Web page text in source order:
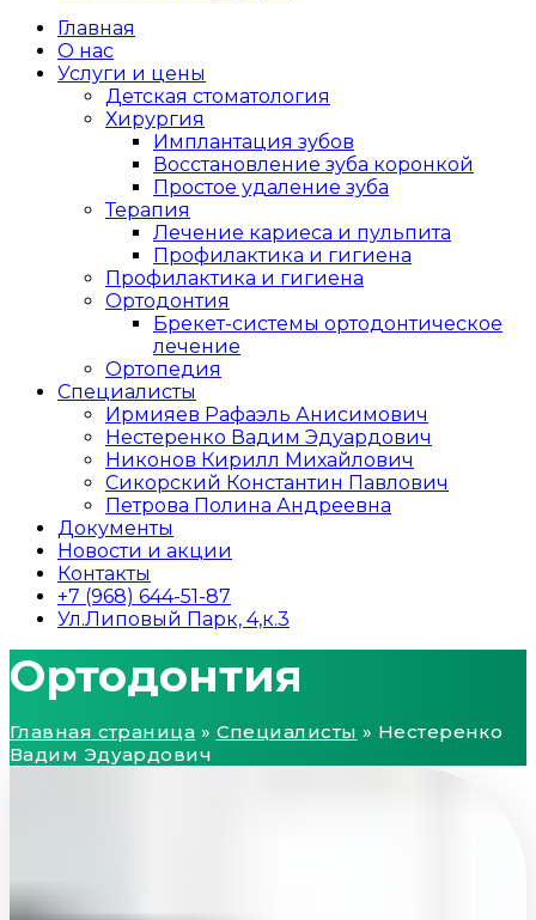
Главная
О нас
Услуги и цены
Детская стоматология
Хирургия
Имплантация зубов
Восстановление зуба коронкой
Простое удаление зуба
Терапия
Лечение кариеса и пульпита
Профилактика и гигиена
Профилактика и гигиена
Ортодонтия
Брекет-системы ортодонтическое
лечение
Ортопедия
Специалисты
Ирмияев Рафаэль Анисимович
Нестеренко Вадим Эдуардович
Никонов Кирилл Михайлович
Сикорский Константин Павлович
Петрова Полина Андреевна
Документы
Новости и акции
Контакты
+7 (968) 644-51-87
Ул.Липовый Парк, 4,к.3
Ортодонтия
Главная страница » Специалисты » Нестеренко
Вадим Эдуардович